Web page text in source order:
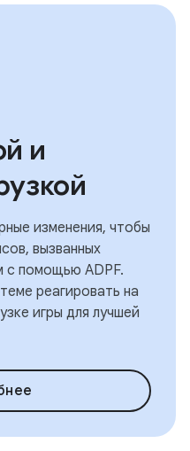
и
изменения, чтобы
вызванных
с помощью ADPF.
реагировать на
игры для лучшей